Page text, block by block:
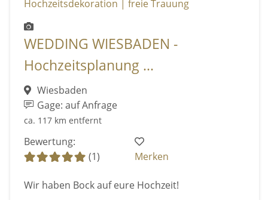
WEDDING WIESBADEN -
Hochzeitsplanung ...
Wiesbaden
Gage: auf Anfrage
ca. 117 km entfernt
Bewertung:
(1)
Merken
Wir haben Bock auf eure Hochzeit!